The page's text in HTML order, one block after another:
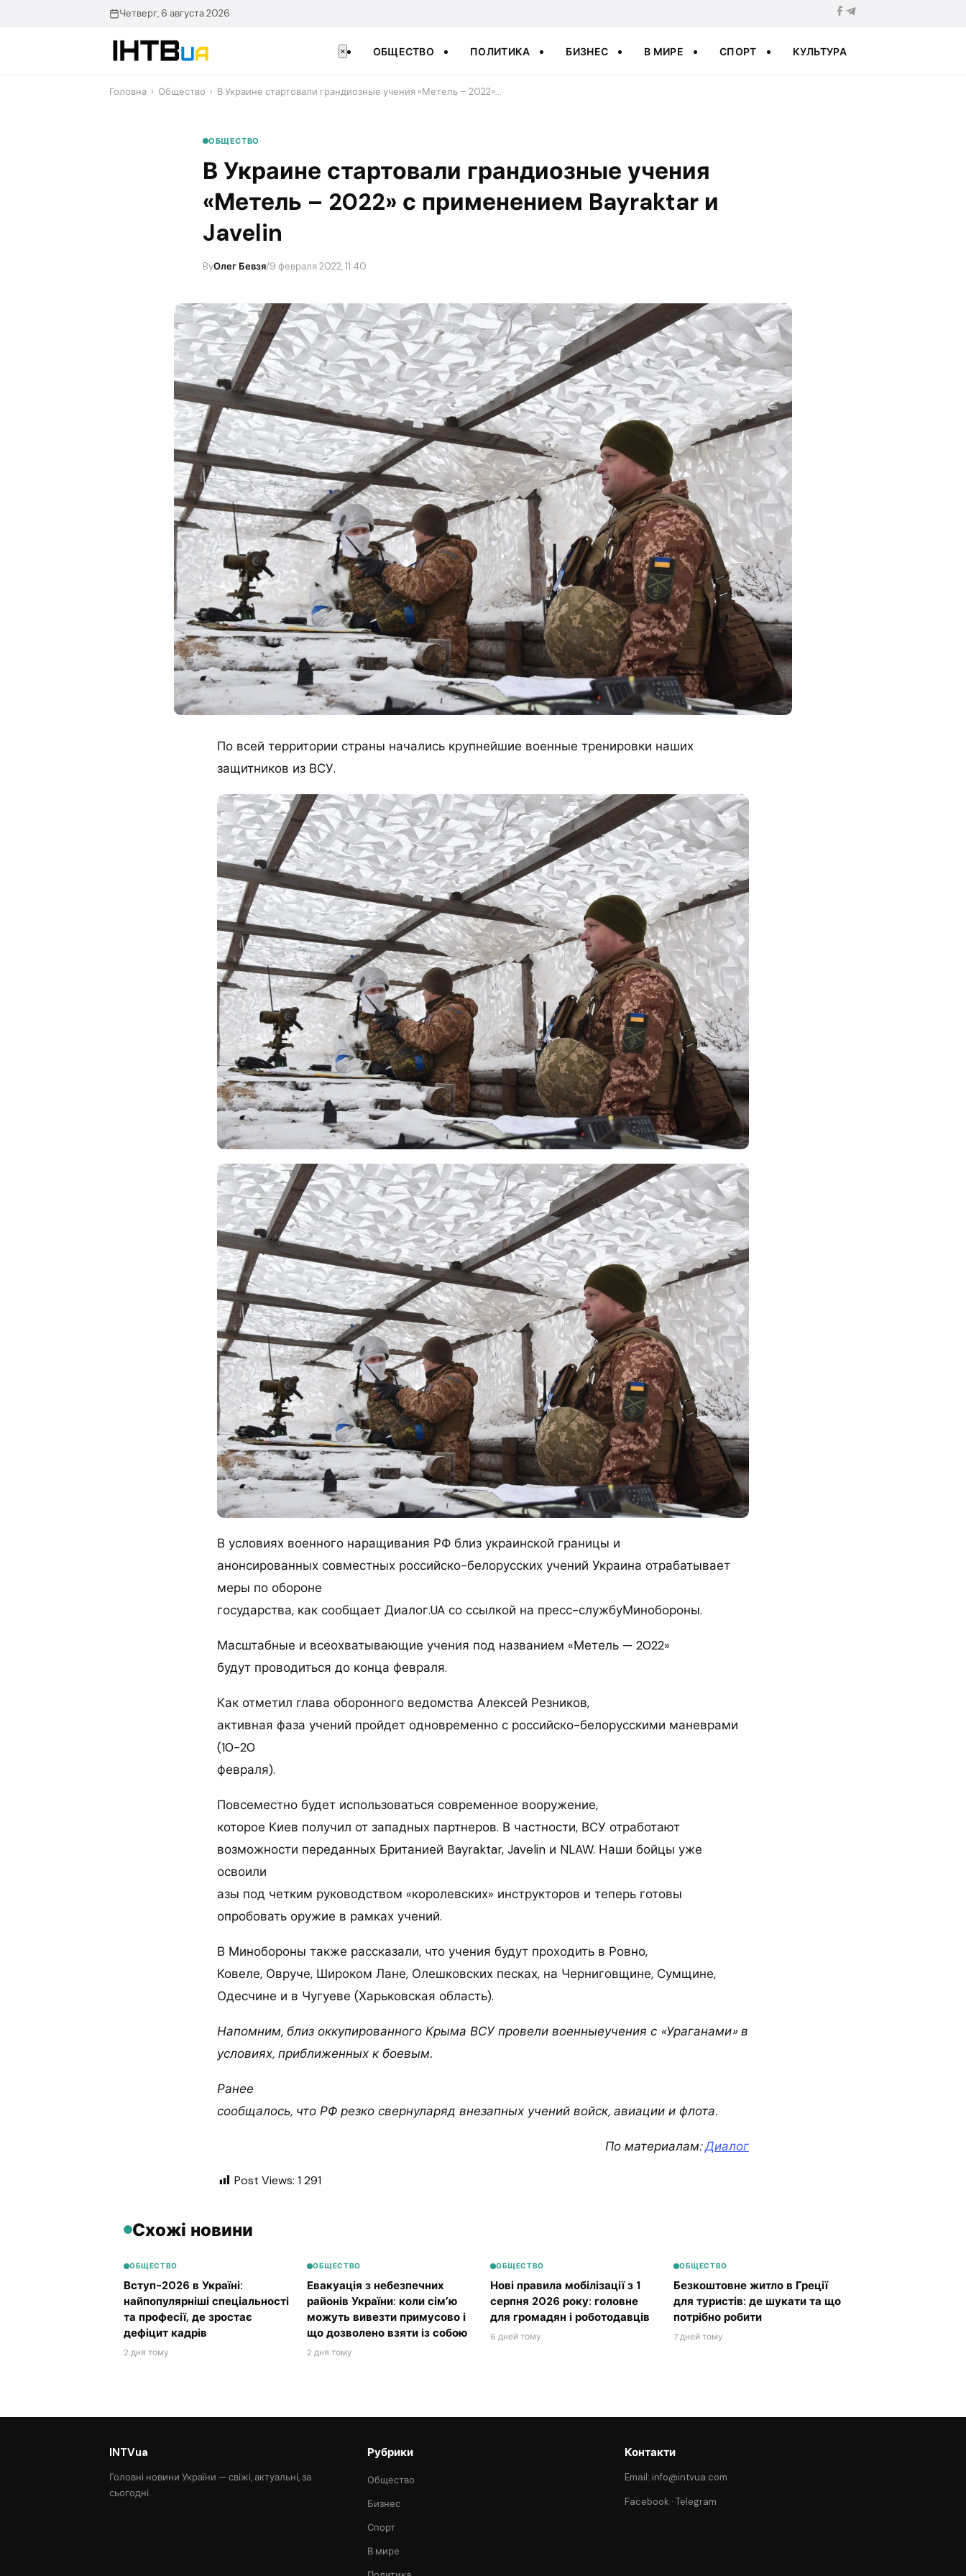
Четверг, 6 августа 2026
× ОБЩЕСТВО ПОЛИТИКА БИЗНЕС В МИРЕ СПОРТ КУЛЬТУРА
Головна › Общество › ​В Украине стартовали грандиозные учения «Метель – 2022»…
ОБЩЕСТВО
​В Украине стартовали грандиозные учения
«Метель – 2022» с применением Bayraktar и
Javelin
ByОлег Бевзя/9 февраля 2022, 11:40
По всей территории страны начались крупнейшие военные тренировки наших
защитников из ВСУ.
В условиях военного наращивания РФ близ украинской границы и
анонсированных совместных российско-белорусских учений Украина отрабатывает
меры по обороне
государства, как сообщает Диалог.UA со ссылкой на пресс-службуМинобороны.
Масштабные и всеохватывающие учения под названием «Метель — 2022»
будут проводиться до конца февраля.
Как отметил глава оборонного ведомства Алексей Резников,
активная фаза учений пройдет одновременно с российско-белорусскими маневрами
(10-20
февраля).
Повсеместно будет использоваться современное вооружение,
которое Киев получил от западных партнеров. В частности, ВСУ отработают
возможности переданных Британией Bayraktar, Javelin и NLAW. Наши бойцы уже
освоили
азы под четким руководством «королевских» инструкторов и теперь готовы
опробовать оружие в рамках учений.
В Минобороны также рассказали, что учения будут проходить в Ровно,
Ковеле, Овруче, Широком Лане, Олешковских песках, на Черниговщине, Сумщине,
Одесчине и в Чугуеве (Харьковская область).
Напомним, близ оккупированного Крыма ВСУ провели военныеучения с «Ураганами» в
условиях, приближенных к боевым.
Ранее
сообщалось, что РФ резко свернуларяд внезапных учений войск, авиации и флота.
По материалам:Диалог
Post Views: 1 291
Схожі новини
ОБЩЕСТВО
Вступ-2026 в Україні:
найпопулярніші спеціальності
та професії, де зростає
дефіцит кадрів
2 дня тому
ОБЩЕСТВО
Евакуація з небезпечних
районів України: коли сім’ю
можуть вивезти примусово і
що дозволено взяти із собою
2 дня тому
ОБЩЕСТВО
Нові правила мобілізації з 1
серпня 2026 року: головне
для громадян і роботодавців
6 дней тому
ОБЩЕСТВО
Безкоштовне житло в Греції
для туристів: де шукати та що
потрібно робити
7 дней тому
INTVua
Головні новини України — свіжі, актуальні, за
сьогодні.
Рубрики
Общество
Бизнес
Спорт
В мире
Контакти
Email: info@intvua.com
Facebook ·Telegram